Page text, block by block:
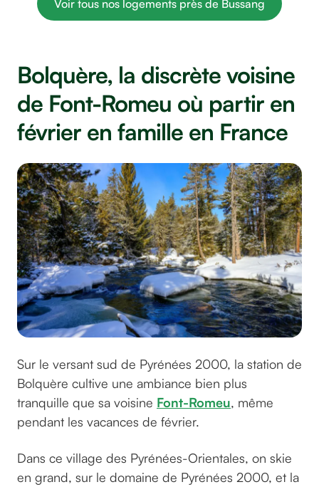
Voir tous nos logements près de Bussang
Bolquère, la discrète voisine
de Font-Romeu où partir en
février en famille en France
Sur le versant sud de Pyrénées 2000, la station de
Bolquère cultive une ambiance bien plus
tranquille que sa voisine Font-Romeu, même
pendant les vacances de février.
Dans ce village des Pyrénées-Orientales, on skie
en grand, sur le domaine de Pyrénées 2000, et la